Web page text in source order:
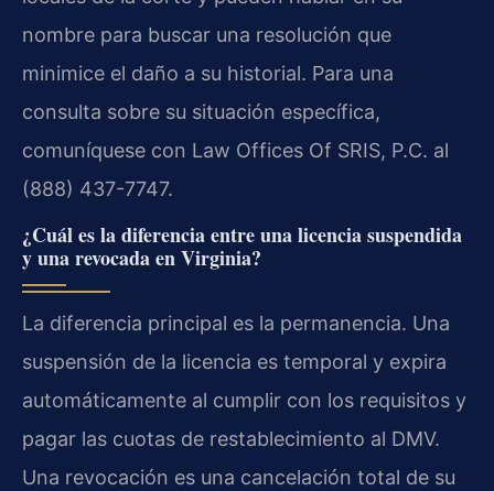
nombre para buscar una resolución que
minimice el daño a su historial. Para una
consulta sobre su situación específica,
comuníquese con Law Offices Of SRIS, P.C. al
(888) 437-7747.
¿Cuál es la diferencia entre una licencia suspendida
y una revocada en Virginia?
La diferencia principal es la permanencia. Una
suspensión de la licencia es temporal y expira
automáticamente al cumplir con los requisitos y
pagar las cuotas de restablecimiento al DMV.
Una revocación es una cancelación total de su